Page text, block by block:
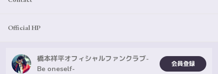
Official HP
橋本祥平オフィシャルファンクラブ-
Be oneself-
会員登録